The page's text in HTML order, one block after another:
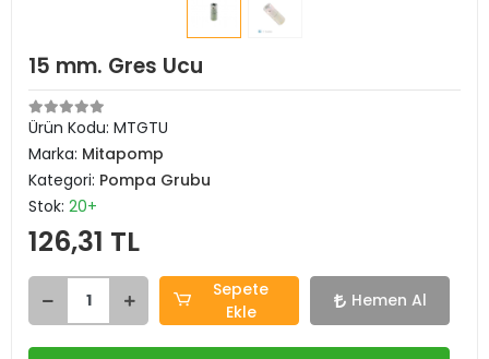
15 mm. Gres Ucu
Ürün Kodu: MTGTU
Marka: Mitapomp
Kategori: Pompa Grubu
Stok: 20+
126,31 TL
Sepete
Ekle
Hemen Al